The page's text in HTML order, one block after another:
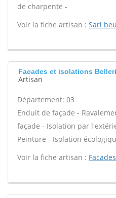
de charpente -
Voir la fiche artisan : Sarl
Facades et isolations
Artisan
Département: 03
Enduit de façade -
façade - Isolation par
Peinture - Isolation
Voir la fiche artisan :